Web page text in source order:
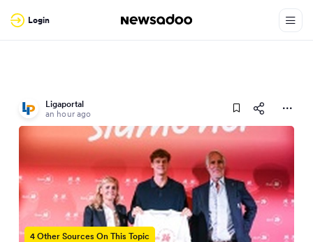
Login
Ligaportal
an hour ago
4 Other Sources On This Topic